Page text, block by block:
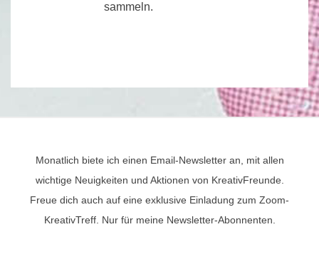
sammeln.
Monatlich biete ich einen Email-Newsletter an, mit allen
wichtige Neuigkeiten und Aktionen von KreativFreunde.
Freue dich auch auf eine exklusive Einladung zum Zoom-
KreativTreff. Nur für meine Newsletter-Abonnenten.